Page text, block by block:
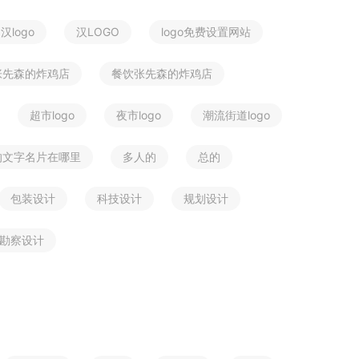
汉logo 汉LOGO logo免费设置网站
先森的炸鸡店 餐饮张先森的炸鸡店
超市logo 夜市logo 潮流街道logo
字名片在哪里 多人的 总的
包装设计 科技设计 规划设计
勘察设计